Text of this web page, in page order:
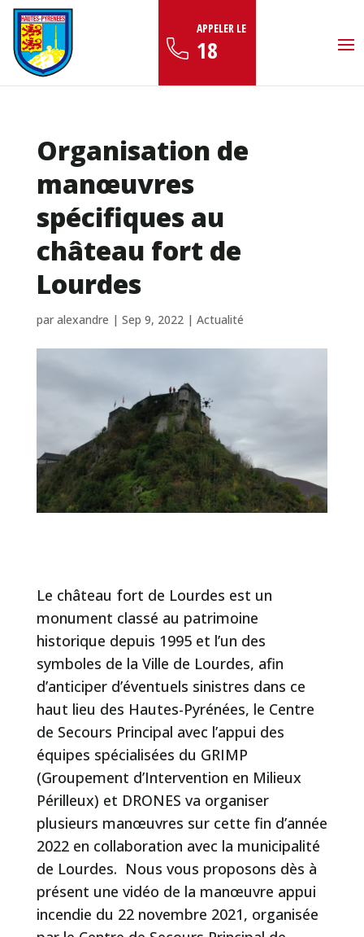
APPELER LE
18
Organisation de
manœuvres
spécifiques au
château fort de
Lourdes
par alexandre | Sep 9, 2022| Actualité
Le château fort de Lourdes est un
monument classé au patrimoine
historique depuis 1995 et l’un des
symboles de la Ville de Lourdes, afin
d’anticiper d’éventuels sinistres dans ce
haut lieu des Hautes-Pyrénées, le Centre
de Secours Principal avec l’appui des
équipes spécialisées du GRIMP
(Groupement d’Intervention en Milieux
Périlleux) et DRONES va organiser
plusieurs manœuvres sur cette fin d’année
2022 en collaboration avec la municipalité
de Lourdes. Nous vous proposons dès à
présent une vidéo de la manœuvre appui
incendie du 22 novembre 2021, organisée